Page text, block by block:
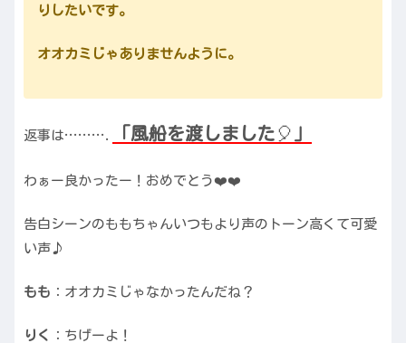
りしたいです。
オオカミじゃありませんように。
返事は………. 「風船を渡しました 🎈 」
わぁー良かったー！おめでとう❤️❤️
告白シーンのももちゃんいつもより声のトーン高くて可愛
い声♪
もも ：オオカミじゃなかったんだね？
りく ：ちげーよ！